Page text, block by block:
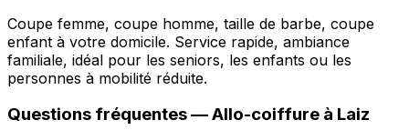
Coupe femme, coupe homme, taille de barbe, coupe
enfant à votre domicile. Service rapide, ambiance
familiale, idéal pour les seniors, les enfants ou les
personnes à mobilité réduite.
Questions fréquentes —Allo-coiffure à Laiz